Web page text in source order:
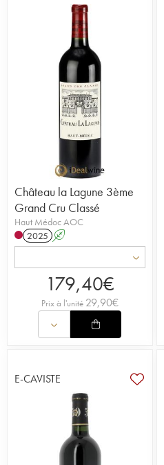
Château la Lagune 3ème
Grand Cru Classé
Haut Médoc AOC
2025 A
179,40€
Prix à l'unité 29,90€
E-CAVISTE